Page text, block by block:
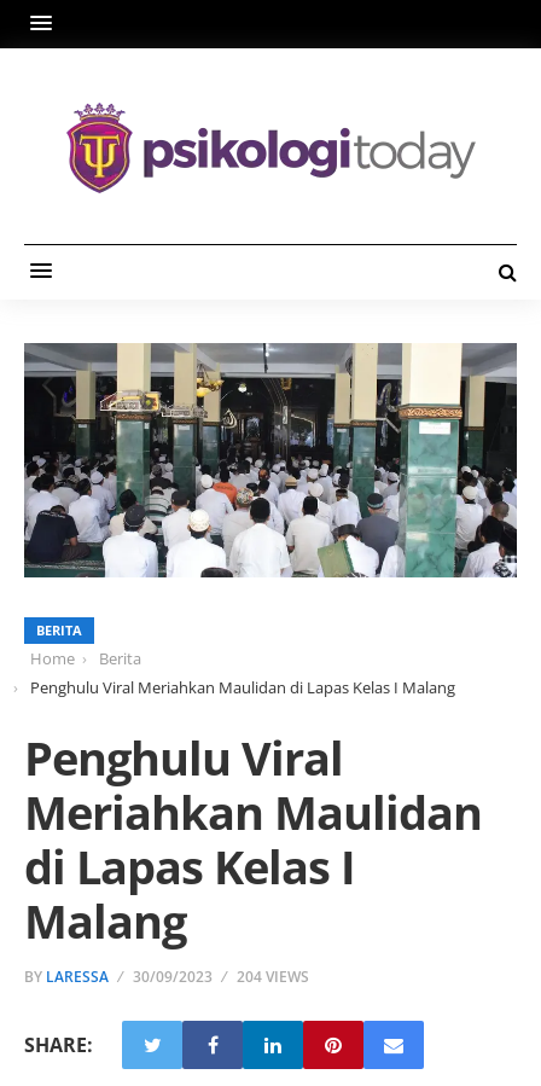
BERITA
Home
Berita
Penghulu Viral Meriahkan Maulidan di Lapas Kelas I Malang
Penghulu Viral
Meriahkan Maulidan
di Lapas Kelas I
Malang
BY LARESSA 30/09/2023 204 VIEWS
SHARE: